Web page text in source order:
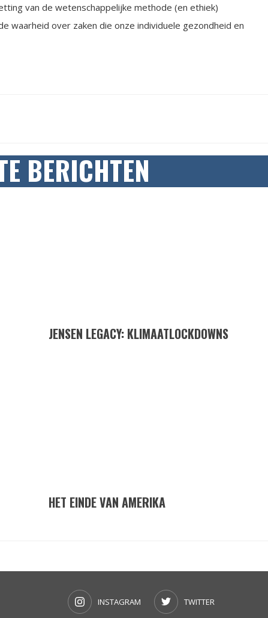
van de wetenschappelijke methode (en ethiek)
waarheid over zaken die onze individuele gezondheid en
BERICHTEN
JENSEN LEGACY: KLIMAATLOCKDOWNS
HET EINDE VAN AMERIKA
INSTAGRAM TWITTER